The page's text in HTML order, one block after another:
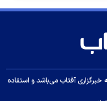
آفتاب می‌باشد و استفاده